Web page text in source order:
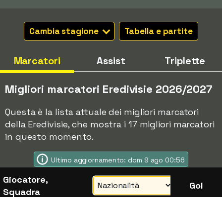
Cambia stagione Tabella e partite
Marcatori Assist Triplette
Migliori marcatori Eredivisie 2026/2027
Questa è la lista attuale dei migliori marcatori
della Eredivisie, che mostra i 17 migliori marcatori
in questo momento.
Ultimo aggiornamento: dom 9 ago 00:56
Giocatore,
Squadra
Gol